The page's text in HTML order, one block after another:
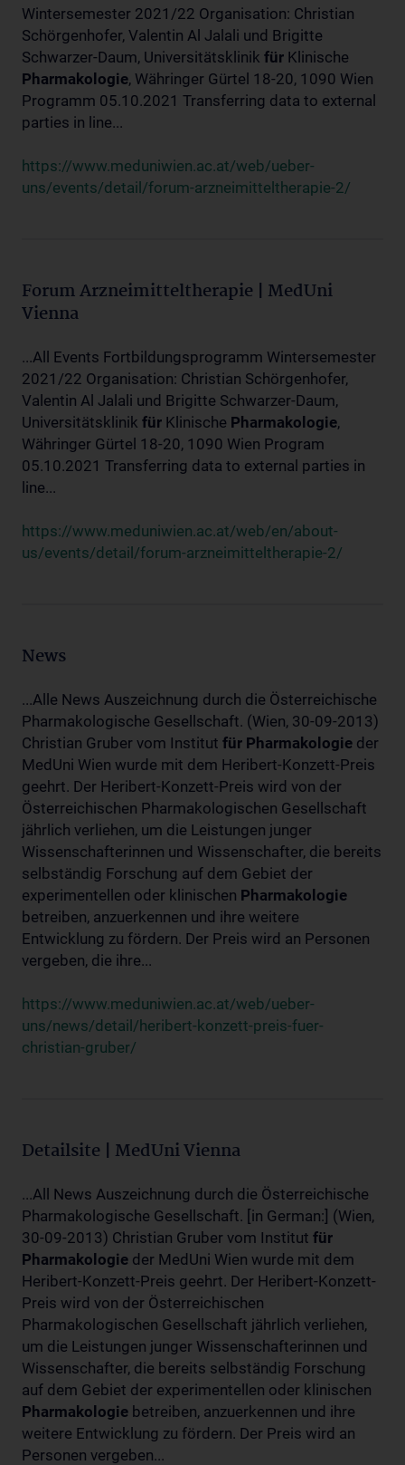
Wintersemester 2021/22 Organisation: Christian
Schörgenhofer, Valentin Al Jalali und Brigitte
Schwarzer-Daum, Universitätsklinik für Klinische
Pharmakologie, Währinger Gürtel 18-20, 1090 Wien
Programm 05.10.2021 Transferring data to external
parties in line...
https://www.meduniwien.ac.at/web/ueber-
uns/events/detail/forum-arzneimitteltherapie-2/
Forum Arzneimitteltherapie | MedUni
Vienna
...All Events Fortbildungsprogramm Wintersemester
2021/22 Organisation: Christian Schörgenhofer,
Valentin Al Jalali und Brigitte Schwarzer-Daum,
Universitätsklinik für Klinische Pharmakologie,
Währinger Gürtel 18-20, 1090 Wien Program
05.10.2021 Transferring data to external parties in
line...
https://www.meduniwien.ac.at/web/en/about-
us/events/detail/forum-arzneimitteltherapie-2/
News
...Alle News Auszeichnung durch die Österreichische
Pharmakologische Gesellschaft. (Wien, 30-09-2013)
Christian Gruber vom Institut für Pharmakologie der
MedUni Wien wurde mit dem Heribert-Konzett-Preis
geehrt. Der Heribert-Konzett-Preis wird von der
Österreichischen Pharmakologischen Gesellschaft
jährlich verliehen, um die Leistungen junger
Wissenschafterinnen und Wissenschafter, die bereits
selbständig Forschung auf dem Gebiet der
experimentellen oder klinischen Pharmakologie
betreiben, anzuerkennen und ihre weitere
Entwicklung zu fördern. Der Preis wird an Personen
vergeben, die ihre...
https://www.meduniwien.ac.at/web/ueber-
uns/news/detail/heribert-konzett-preis-fuer-
christian-gruber/
Detailsite | MedUni Vienna
...All News Auszeichnung durch die Österreichische
Pharmakologische Gesellschaft. [in German:] (Wien,
30-09-2013) Christian Gruber vom Institut für
Pharmakologie der MedUni Wien wurde mit dem
Heribert-Konzett-Preis geehrt. Der Heribert-Konzett-
Preis wird von der Österreichischen
Pharmakologischen Gesellschaft jährlich verliehen,
um die Leistungen junger Wissenschafterinnen und
Wissenschafter, die bereits selbständig Forschung
auf dem Gebiet der experimentellen oder klinischen
Pharmakologie betreiben, anzuerkennen und ihre
weitere Entwicklung zu fördern. Der Preis wird an
Personen vergeben...